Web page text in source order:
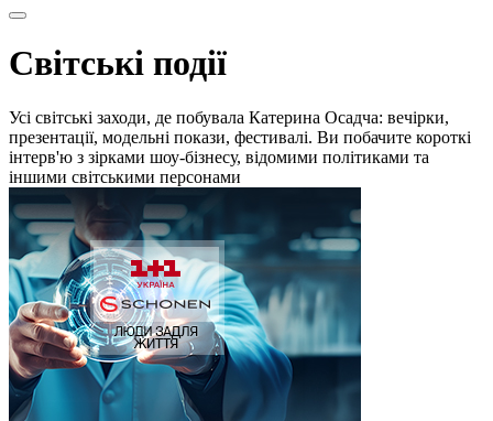
Світські події
Усі світські заходи, де побувала Катерина Осадча: вечірки,
презентації, модельні покази, фестивалі. Ви побачите короткі
інтерв'ю з зірками шоу-бізнесу, відомими політиками та
іншими світськими персонами